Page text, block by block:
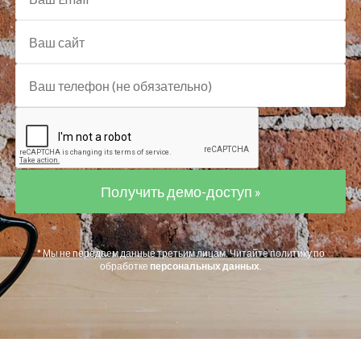
* Мы не передаем данные третьим лицам. Читайте политику по
обработке персональных данных.